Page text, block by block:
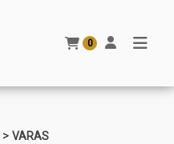
0
> VARAS